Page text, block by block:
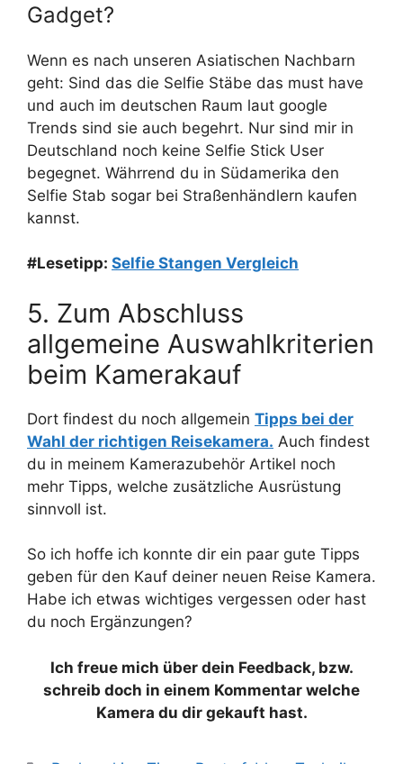
Gadget?
Wenn es nach unseren Asiatischen Nachbarn
geht: Sind das die Selfie Stäbe das must have
und auch im deutschen Raum laut google
Trends sind sie auch begehrt. Nur sind mir in
Deutschland noch keine Selfie Stick User
begegnet. Währrend du in Südamerika den
Selfie Stab sogar bei Straßenhändlern kaufen
kannst.
#Lesetipp: Selfie Stangen Vergleich
5. Zum Abschluss
allgemeine Auswahlkriterien
beim Kamerakauf
Dort findest du noch allgemein Tipps bei der
Wahl der richtigen Reisekamera. Auch findest
du in meinem Kamerazubehör Artikel noch
mehr Tipps, welche zusätzliche Ausrüstung
sinnvoll ist.
So ich hoffe ich konnte dir ein paar gute Tipps
geben für den Kauf deiner neuen Reise Kamera.
Habe ich etwas wichtiges vergessen oder hast
du noch Ergänzungen?
Ich freue mich über dein Feedback, bzw.
schreib doch in einem Kommentar welche
Kamera du dir gekauft hast.